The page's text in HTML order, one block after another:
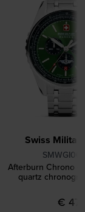
Swiss
Afterburn Chrono
quartz
€